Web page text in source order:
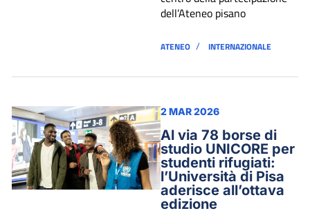
dell’Ateneo pisano
ATENEO / INTERNAZIONALE
2 MAR 2026
Al via 78 borse di
studio UNICORE per
studenti rifugiati:
l’Università di Pisa
aderisce all’ottava
edizione